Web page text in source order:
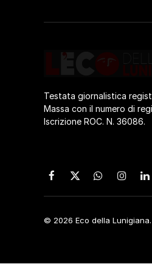
Testata giornalistica
Massa con il numero di
Iscrizione ROC. N. 36086.
Facebook
X
(Twitter)
WhatsApp
© 2026 Eco della